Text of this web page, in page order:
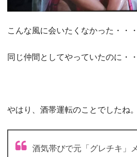
こんな風に会いたくなかった・・・
同じ仲間としてやっていたのに・
やはり、酒帯運転のことでしたね。
酒気帯びで元「グレチキ